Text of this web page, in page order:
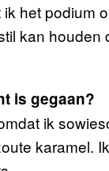
het podium
kan houden
is gegaan?
ik
karamel.